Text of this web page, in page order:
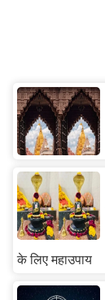
के लिए महाउपाय